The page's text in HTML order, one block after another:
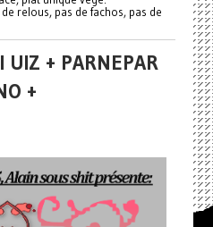
relous, pas de fachos, pas de
+ PARNEPAR
+